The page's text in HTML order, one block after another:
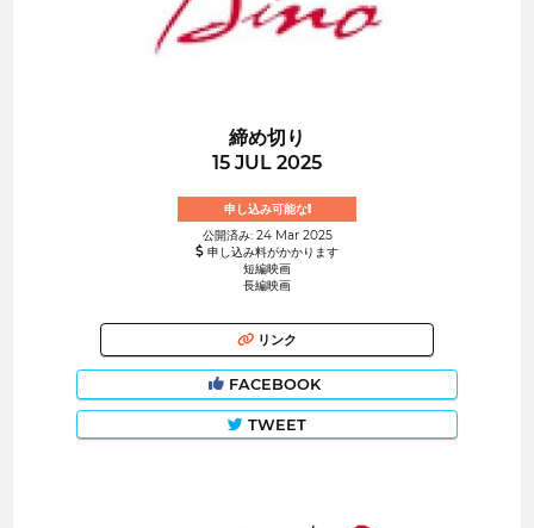
締め切り
15 JUL 2025
申し込み可能な!
公開済み: 24 Mar 2025
申し込み料がかかります
短編映画
長編映画
リンク
FACEBOOK
TWEET